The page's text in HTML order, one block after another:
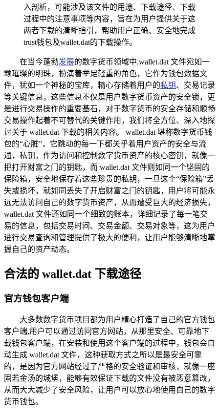
入剖析，可能涉及该文件的用途、下载途径、下载
过程中的注意事项等内容，旨在为用户提供关于这
两者下载的清晰指引，帮助用户正确、安全地完成
trust钱包及wallet.dat的下载操作。
在当今蓬勃发展的数字货币领域中,wallet.dat 文件宛如一
颗璀璨的明珠，扮演着举足轻重的角色，它作为钱包数据文
件，犹如一个神秘的宝库，精心存储着用户的私钥、交易记录
等关键信息，这些信息不仅是用户数字货币资产的安全锁，更
是进行交易操作的重要基石，对于数字货币的安全存储和顺畅
交易操作起着不可替代的关键作用，我们将全方位、深入地探
讨关于 wallet.dat 下载的相关内容。 wallet.dat 堪称数字货币钱
包的“心脏”，它跳动的每一下都关乎着用户资产的安全与流
通，私钥，作为访问和控制数字货币资产的核心密钥，就像一
把打开财富之门的钥匙，而 wallet.dat 文件则如同一个坚固的
保险箱，安全地保存着这些珍贵的私钥，一旦这个“保险箱”丢
失或损坏，就如同丢失了开启财富之门的钥匙，用户将可能永
远无法访问自己的数字货币资产，从而遭受巨大的经济损失，
wallet.dat 文件还如同一个细致的账本，详细记录了每一笔交
易的信息，包括交易时间、交易金额、交易对象等，这为用户
进行交易查询和管理提供了极大的便利，让用户能够清晰地掌
握自己的资产动态。
合法的 wallet.dat 下载途径
官方钱包客户端
大多数数字货币项目都为用户精心打造了自己的官方钱包
客户端,用户可以通过访问官方网站，从那里安全、可靠地下
载钱包客户端，在安装和使用这个客户端的过程中，钱包会自
动生成 wallet.dat 文件，这种获取方式之所以是最安全可靠
的，是因为官方网站经过了严格的安全验证和审核，就像一座
固若金汤的城堡，能够有效保证下载的文件没有被恶意篡改，
从而大大减少了安全风险，让用户可以放心地使用自己的数字
货币钱包。